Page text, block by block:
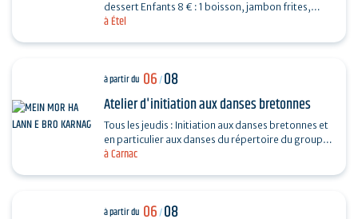
à Étel
dessert Enfants 8 € : 1 boisson, jambon frites,
dessert Repas organisé par l'APED pour la…
à Carnac
à partir du 06/08
Atelier d'initiation aux danses bretonnes
Tous les jeudis : Initiation aux danses bretonnes et
en particulier aux danses du répertoire du groupe
programmé le soir même au fest-noz organisé…
à partir du 06/08